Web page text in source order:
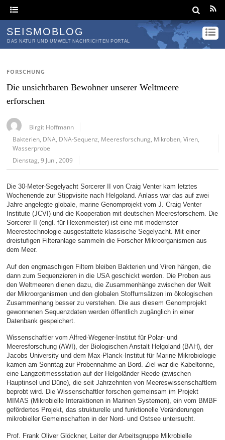
SEISMOBLOG
DAS NATUR UND UMWELT NACHRICHTEN PORTAL
FORSCHUNG
Die unsichtbaren Bewohner unserer Weltmeere
erforschen
Birgit Hoffmann
Bakterien DNA DNA-Sequenz Meeresforschung Mikroben ,Viren
Wasserprobe
Dienstag, 9 Juni, 2009
Die 30-Meter-Segelyacht Sorcerer II von Craig Venter kam letztes
Wochenende zur Stippvisite nach Helgoland. Anlass war das auf zwei
Jahre angelegte globale, marine Genomprojekt vom J. Craig Venter
Institute (JCVI) und die Kooperation mit deutschen Meeresforschern. Die
Sorcerer II (engl. für Hexenmeister) ist eine mit modernster
Meerestechnologie ausgestattete klassische Segelyacht. Mit einer
dreistufigen Filteranlage sammeln die Forscher Mikroorganismen aus
dem Meer.
Auf den engmaschigen Filtern bleiben Bakterien und Viren hängen, die
dann zum Sequenzieren in die USA geschickt werden. Die Proben aus
den Weltmeeren dienen dazu, die Zusammenhänge zwischen der Welt
der Mikroorganismen und den globalen Stoffumsätzen im ökologischen
Zusammenhang besser zu verstehen. Die aus diesem Genomprojekt
gewonnenen Sequenzdaten werden öffentlich zugänglich in einer
Datenbank gespeichert.
Wissenschaftler vom Alfred-Wegener-Institut für Polar- und
Meeresforschung (AWI), der Biologischen Anstalt Helgoland (BAH), der
Jacobs University und dem Max-Planck-Institut für Marine Mikrobiologie
kamen am Sonntag zur Probennahme an Bord. Ziel war die Kabeltonne,
eine Langzeitmessstation auf der Helgoländer Reede (zwischen
Hauptinsel und Düne), die seit Jahrzehnten von Meereswissenschaftlern
beprobt wird. Die Wissenschaftler forschen gemeinsam im Projekt
MIMAS (Mikrobielle Interaktionen in Marinen Systemen), ein vom BMBF
gefördertes Projekt, das strukturelle und funktionelle Veränderungen
mikrobieller Gemeinschaften in der Nord- und Ostsee untersucht.
Prof. Frank Oliver Glöckner, Leiter der Arbeitsgruppe Mikrobielle